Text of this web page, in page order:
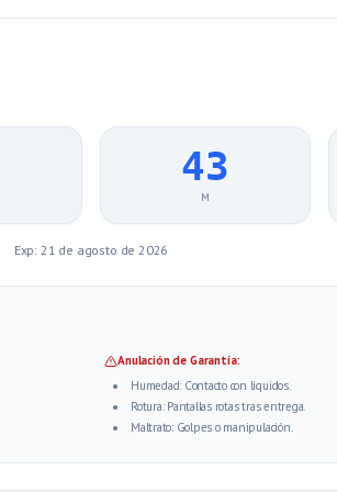
43
M
Exp: 21 de agosto de 2026
Anulación de Garantía:
Humedad: Contacto con líquidos.
Rotura: Pantallas rotas tras entrega.
Maltrato: Golpes o manipulación.